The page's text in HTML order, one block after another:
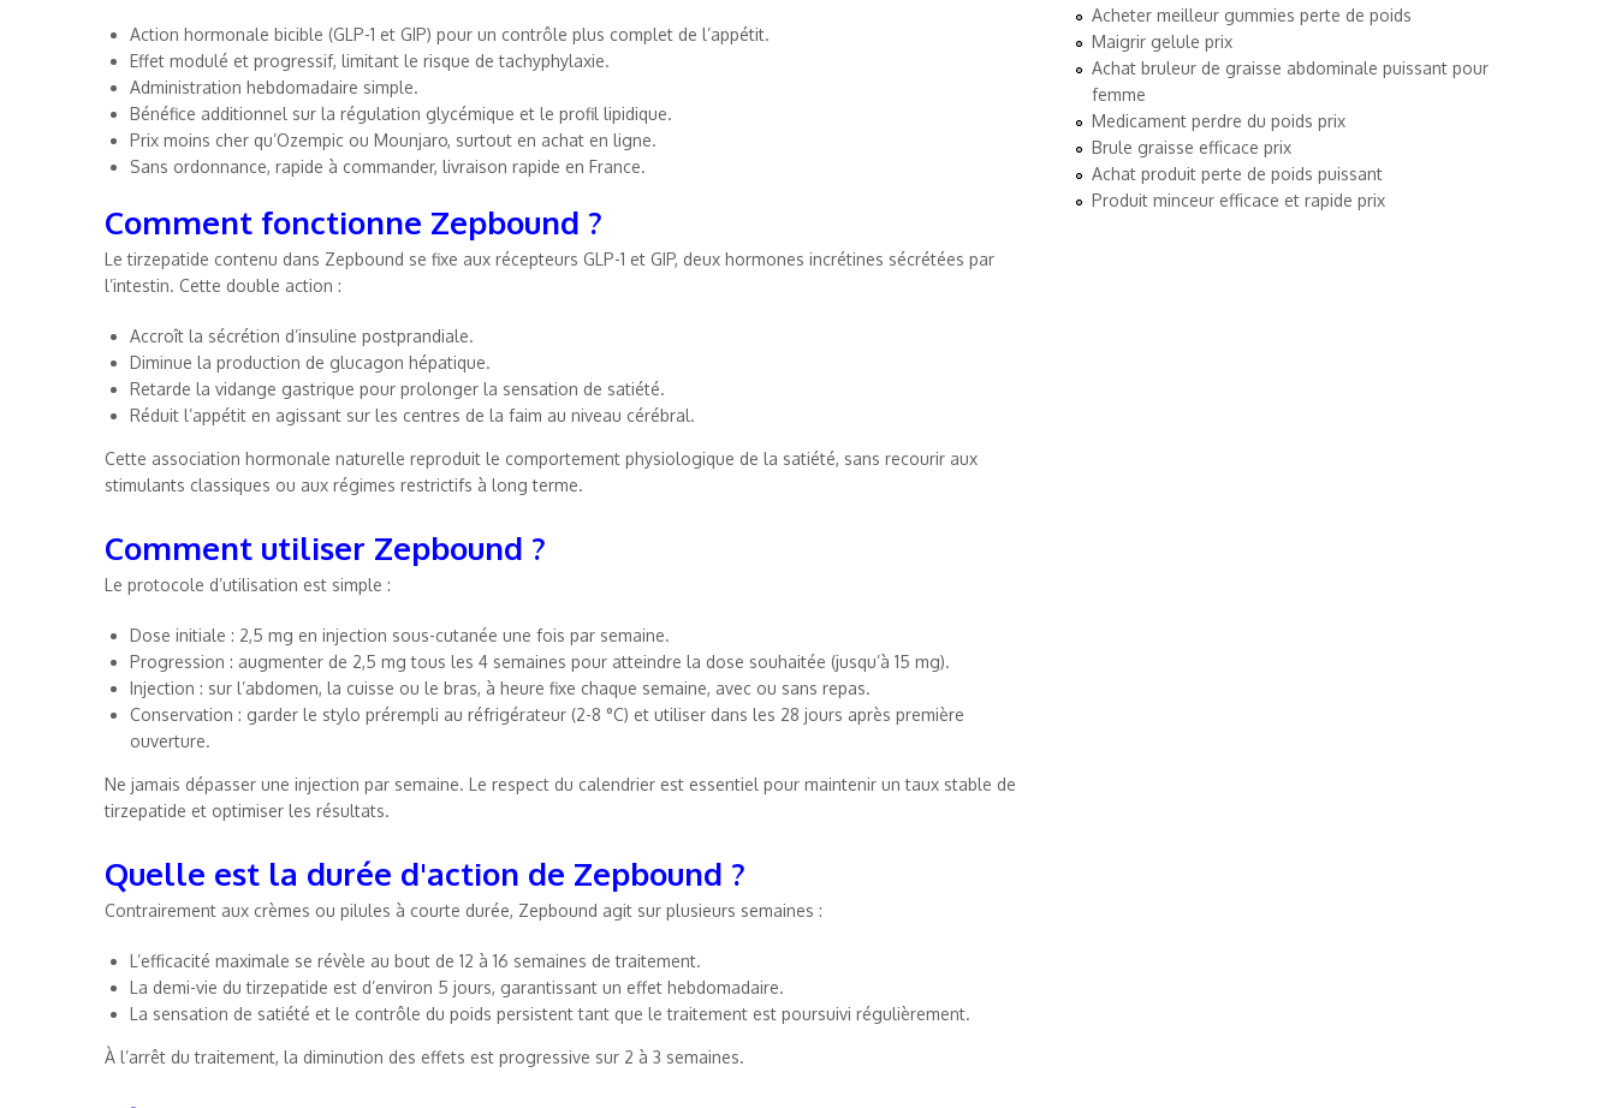
Action hormonale bicible (GLP-1 et GIP) pour un contrôle plus complet de l’appétit.
Effet modulé et progressif, limitant le risque de tachyphylaxie.
Administration hebdomadaire simple.
Bénéfice additionnel sur la régulation glycémique et le profil lipidique.
Prix moins cher qu’Ozempic ou Mounjaro, surtout en achat en ligne.
Sans ordonnance, rapide à commander, livraison rapide en France.
Comment fonctionne Zepbound ?
Le tirzepatide contenu dans Zepbound se fixe aux récepteurs GLP-1 et GIP, deux hormones incrétines sécrétées par
l’intestin. Cette double action :
Accroît la sécrétion d’insuline postprandiale.
Diminue la production de glucagon hépatique.
Retarde la vidange gastrique pour prolonger la sensation de satiété.
Réduit l’appétit en agissant sur les centres de la faim au niveau cérébral.
Cette association hormonale naturelle reproduit le comportement physiologique de la satiété, sans recourir aux
stimulants classiques ou aux régimes restrictifs à long terme.
Comment utiliser Zepbound ?
Le protocole d’utilisation est simple :
Dose initiale : 2,5 mg en injection sous-cutanée une fois par semaine.
Progression : augmenter de 2,5 mg tous les 4 semaines pour atteindre la dose souhaitée (jusqu’à 15 mg).
Injection : sur l’abdomen, la cuisse ou le bras, à heure fixe chaque semaine, avec ou sans repas.
Conservation : garder le stylo prérempli au réfrigérateur (2-8 °C) et utiliser dans les 28 jours après première
ouverture.
Ne jamais dépasser une injection par semaine. Le respect du calendrier est essentiel pour maintenir un taux stable de
tirzepatide et optimiser les résultats.
Quelle est la durée d'action de Zepbound ?
Contrairement aux crèmes ou pilules à courte durée, Zepbound agit sur plusieurs semaines :
L’efficacité maximale se révèle au bout de 12 à 16 semaines de traitement.
La demi-vie du tirzepatide est d’environ 5 jours, garantissant un effet hebdomadaire.
La sensation de satiété et le contrôle du poids persistent tant que le traitement est poursuivi régulièrement.
À l’arrêt du traitement, la diminution des effets est progressive sur 2 à 3 semaines.
Acheter meilleur gummies perte de poids
Maigrir gelule prix
Achat bruleur de graisse abdominale puissant pour
femme
Medicament perdre du poids prix
Brule graisse efficace prix
Achat produit perte de poids puissant
Produit minceur efficace et rapide prix